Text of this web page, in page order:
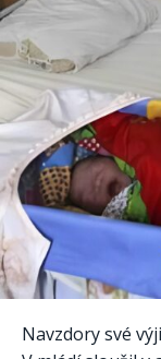
Navzdory své